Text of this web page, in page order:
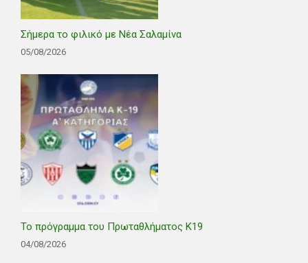
Σήμερα το φιλικό με Νέα Σαλαμίνα
05/08/2026
Το πρόγραμμα του Πρωταθλήματος Κ19
04/08/2026